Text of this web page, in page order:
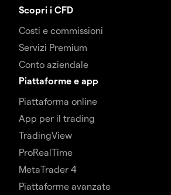
Scopri i CFD
Costi e commissioni
Servizi Premium
Conto aziendale
Piattaforme e app
Piattaforma online
App per il trading
TradingView
ProRealTime
MetaTrader 4
Piattaforme avanzate